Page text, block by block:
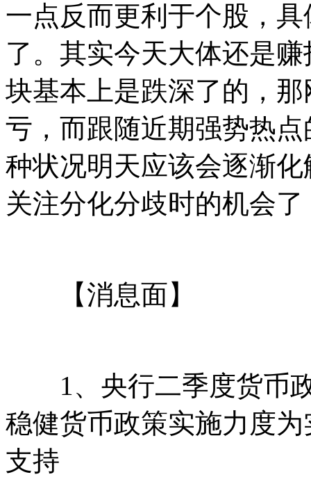
一点反而更利于个股，
了。其实今天大体还是
块基本上是跌深了的，
亏，而跟随近期强势热
种状况明天应该会逐渐
关注分化分歧时的机会
【消息面】
1、央行二季度货币政
稳健货币政策实施力度
支持